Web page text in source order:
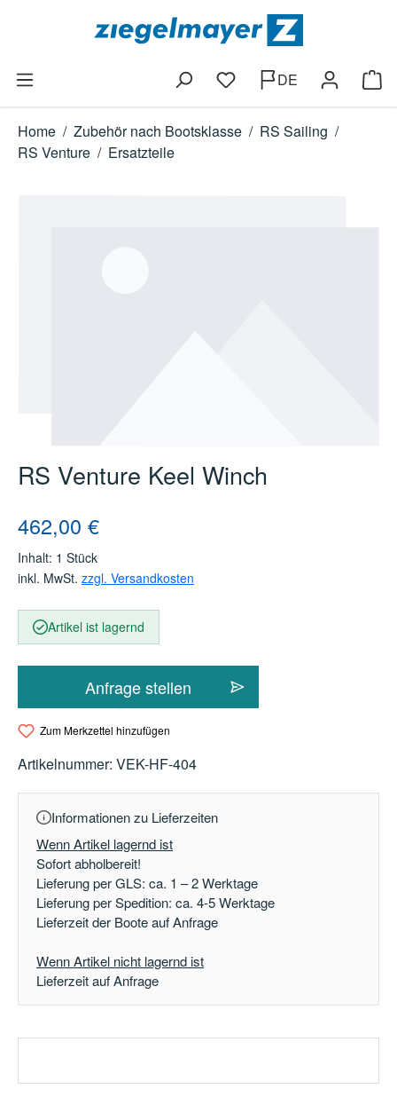
Zum Hauptinhalt springen
Du hast 0 Produkte auf
DE
Home / Zubehör nach Bootsklasse / RS Sailing /
RS Venture / Ersatzteile
RS Venture Keel Winch
Regulärer Preis:
462,00 €
Inhalt: 1 Stück
inkl. MwSt. zzgl. Versandkosten
Artikel ist lagernd
Anfrage stellen
Zum Merkzettel hinzufügen
Artikelnummer: VEK-HF-404
Informationen zu Lieferzeiten
Wenn Artikel lagernd ist
Sofort abholbereit!
Lieferung per GLS: ca. 1 – 2 Werktage
Lieferung per Spedition: ca. 4-5 Werktage
Lieferzeit der Boote auf Anfrage
Wenn Artikel nicht lagernd ist
Lieferzeit auf Anfrage